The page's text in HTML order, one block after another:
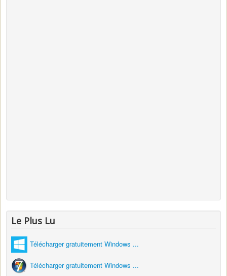
Le Plus Lu
Télécharger gratuitement Windows ...
Télécharger gratuitement Windows ...